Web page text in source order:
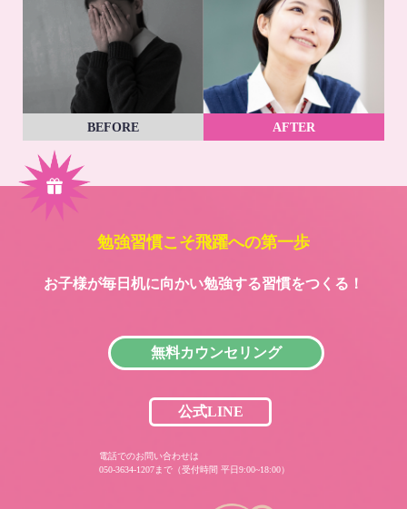
BEFORE AFTER
勉強習慣こそ飛躍への第一歩
お子様が毎日机に向かい勉強する習慣をつくる！
無料カウンセリング
公式LINE
電話でのお問い合わせは
050-3634-1207まで（受付時間 平日9:00~18:00）